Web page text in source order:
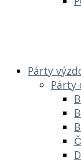
Párty
Párty